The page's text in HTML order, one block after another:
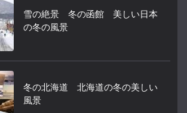
雪の絶景 冬の函館 美しい日本
の冬の風景
冬の北海道 北海道の冬の美しい
風景